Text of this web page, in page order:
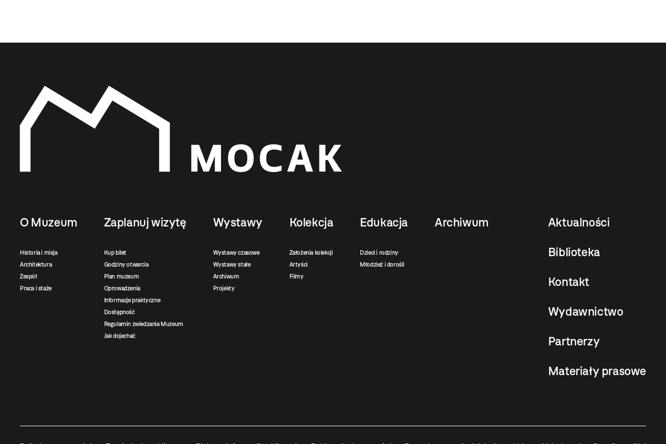
O Muzeum
Historia i misja
Architektura
Zespół
Praca i staże
Zaplanuj wizytę
Kup bilet
Godziny otwarcia
Plan muzeum
Oprowadzenia
Informacje praktyczne
Dostępność
Regulamin zwiedzania Muzeum
Jak dojechać
Wystawy
Wystawy czasowe
Wystawy stałe
Archiwum
Projekty
Kolekcja
Założenia kolekcji
Artyści
Filmy
Edukacja
Dzieci i rodziny
Młodzież i dorośli
Archiwum Aktualności
Biblioteka
Kontakt
Wydawnictwo
Partnerzy
Materiały prasowe